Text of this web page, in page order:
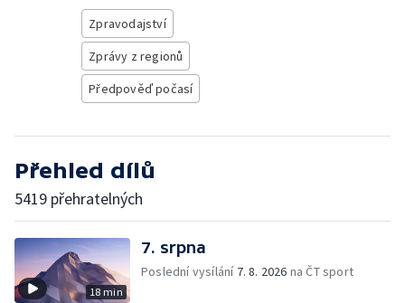
Zpravodajství
Zprávy z regionů
Předpověď počasí
Přehled dílů
5419 přehratelných
18 min
7. srpna
Poslední vysílání 7. 8. 2026 na ČT sport